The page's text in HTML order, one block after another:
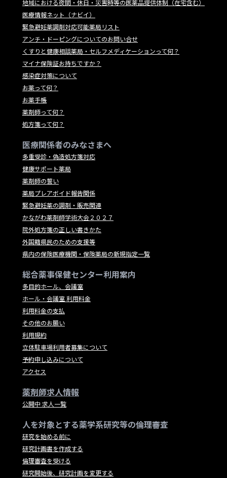
地域における夜間・休日・災害時等の医薬品提供体制（在宅含む）
医療情報ネット（ナビイ）
緊急避妊薬調剤対応可能薬局リスト
アンチ・ドーピングについてのお問い合せ
くすりと健康相談薬局・セルフメディケーションって何？
マイナ保険証お持ちですか？
感染症対策について
お薬って何？
お薬手帳
薬剤師って何？
処方箋って何？
医療関係者のみなさまへ
多重受診・偽造処方箋対応
健康サポート薬局
薬剤師の誓い
薬局プレアボイド報告関係
緊急避妊薬の調剤・販売関連
かながわ薬剤師学術大会２０２７
院外処方箋の正しい書きかた
外国籍県民のための支援等
県内の保険医療機関・保険薬局の新規指定一覧
総合薬事保健センター利用案内
多目的ホール、会議室
ホール・会議室 利用料金
利用料金の支払
その他のお願い
利用規約
立体駐車場利用者募集について
予約申し込みについて
アクセス
薬剤師求人情報
公開中 求人一覧
人を対象とする薬学系研究等の倫理審査
研究を始める前に
研究計画書を作成する
倫理審査を受ける
研究開始後、研究計画を変更する